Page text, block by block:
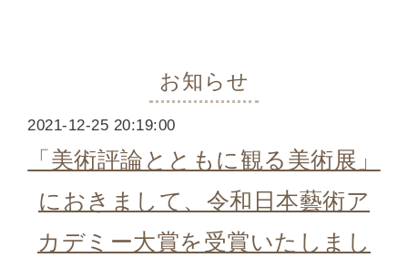
お知らせ
2021-12-25 20:19:00
「美術評論とともに観る美術展」
におきまして、令和日本藝術ア
カデミー大賞を受賞いたしまし